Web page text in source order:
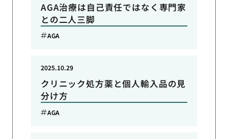
AGA治療は自己責任ではなく専門家
との二人三脚
AGA
クリニック処方薬と個人輸入品の見
分け方
2025.10.29
AGA